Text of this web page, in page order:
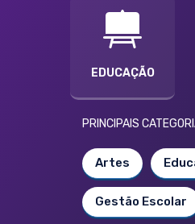
EDUCAÇÃO
PRINCIPAIS
Artes
Gestão Escolar